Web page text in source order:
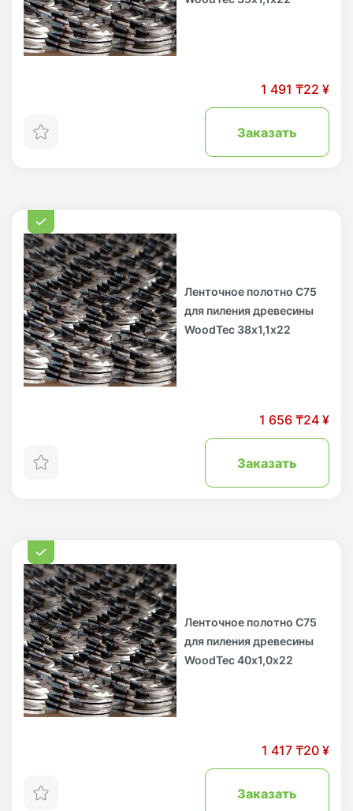
1 491 ₸22 ¥
Заказать
Ленточное полотно С75
для пиления древесины
WoodTec 38х1,1х22
1 656 ₸24 ¥
Заказать
Ленточное полотно С75
для пиления древесины
WoodTec 40х1,0х22
1 417 ₸20 ¥
Заказать